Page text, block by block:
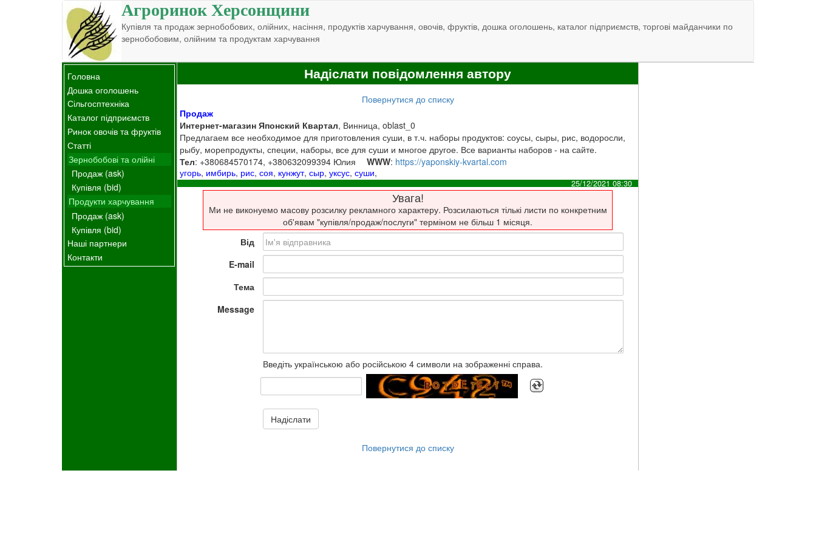
Агроринок Херсонщини
Купівля та продаж зернобобових, олійних, насіння, продуктів харчування, овочів, фруктів, дошка оголошень, каталог підприємств, торгові майданчики по
зернобобовим, олійним та продуктам харчування
Головна
Дошка оголошень
Сільгосптехніка
Каталог підприємств
Ринок овочів та фруктів
Статті
Зернобобові та олійні
Продаж (ask)
Купівля (bid)
Продукти харчування
Продаж (ask)
Купівля (bid)
Наші партнери
Контакти
Надіслати повідомлення автору
Повернутися до списку
Продаж
Интернет-магазин Японский Квартал, Винница, oblast_0
Предлагаем все необходимое для приготовления суши, в т.ч. наборы продуктов: соусы, сыры, рис, водоросли,
рыбу, морепродукты, специи, наборы, все для суши и многое другое. Все варианты наборов - на сайте.
Тел: +380684570174, +380632099394 Юлия WWW: https://yaponskiy-kvartal.com
угорь, имбирь, рис,соя, кунжут,сыр,уксус,суши,
25/12/2021 08:30
Увага!
Ми не виконуемо масову розсилку рекламного характеру. Розсилаються тількі листи по конкретним
об'явам "купівля/продаж/послуги" терміном не більш 1 місяця.
Від
E-mail
Тема
Message
Введіть українською або російською 4 символи на зображенні справа.
Надіслати
Повернутися до списку